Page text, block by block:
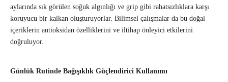
aylarında sık görülen soğuk algınlığı ve grip gibi rahatsızlıklara karşı
koruyucu bir kalkan oluşturuyorlar. Bilimsel çalışmalar da bu doğal
içeriklerin antioksidan özelliklerini ve iltihap önleyici etkilerini
doğruluyor.
Günlük Rutinde Bağışıklık Güçlendirici Kullanımı